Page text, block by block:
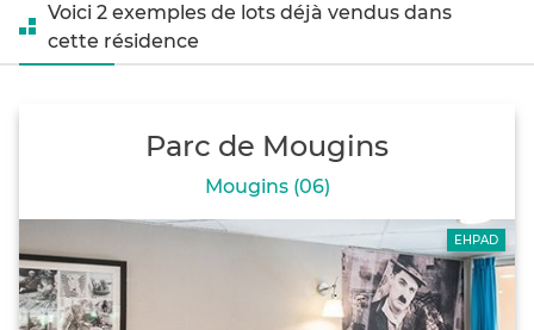
Voici 2 exemples de lots déjà vendus dans
cette résidence
Parc de Mougins
Mougins (06)
EHPAD